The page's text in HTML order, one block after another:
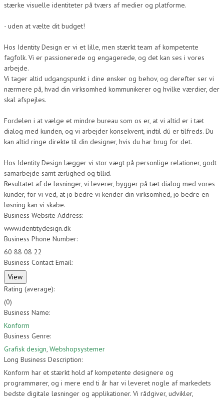
stærke visuelle identiteter på tværs af medier og platforme.
- uden at vælte dit budget!
Hos Identity Design er vi et lille, men stærkt team af kompetente
fagfolk. Vi er passionerede og engagerede, og det kan ses i vores
arbejde.
Vi tager altid udgangspunkt i dine ønsker og behov, og derefter ser vi
nærmere på, hvad din virksomhed kommunikerer og hvilke værdier, der
skal afspejles.
Fordelen i at vælge et mindre bureau som os er, at vi altid er i tæt
dialog med kunden, og vi arbejder konsekvent, indtil dú er tilfreds. Du
kan altid ringe direkte til din designer, hvis du har brug for det.
Hos Identity Design lægger vi stor vægt på personlige relationer, godt
samarbejde samt ærlighed og tillid.
Resultatet af de løsninger, vi leverer, bygger på tæt dialog med vores
kunder, for vi ved, at jo bedre vi kender din virksomhed, jo bedre en
løsning kan vi skabe.
Business Website Address:
www.identitydesign.dk
Business Phone Number:
60 88 08 22
Business Contact Email:
Rating (average):
(0)
Business Name:
Konform
Business Genre:
Grafisk design, Webshopsystemer
Long Business Description:
Konform har et stærkt hold af kompetente designere og
programmører, og i mere end ti år har vi leveret nogle af markedets
bedste digitale løsninger og applikationer. Vi rådgiver, udvikler,